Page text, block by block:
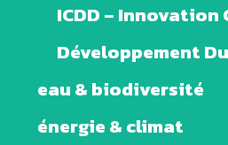
ICDD –
Développement
eau & biodiversité
énergie & climat